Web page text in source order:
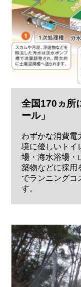
全国170ヵ所
ール」
わずかな消費電
境に優しいトイ
場・海水浴場・
築物などに採用
でランニングコ
す。